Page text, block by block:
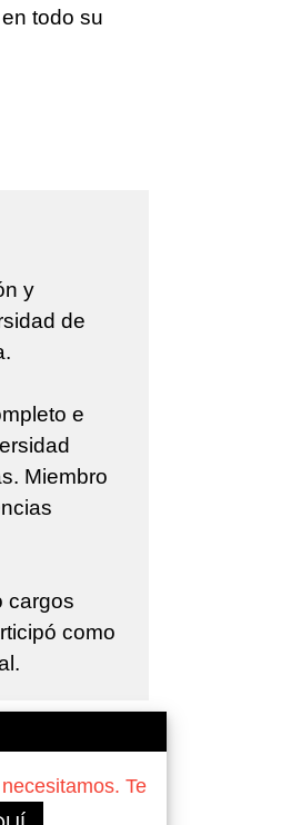
todo su
y
de
e
Miembro
cargos
como
Te